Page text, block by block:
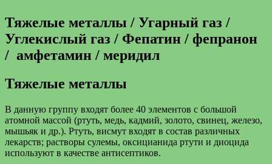
Тяжелые металлы / Угарный газ /
Углекислый газ / Фепатин / фепранон
/ амфетамин / меридил
Тяжелые металлы
В данную группу входят более 40 элементов с большой
атомной массой (ртуть, медь, кадмий, золото, свинец, железо,
мышьяк и др.). Ртуть, висмут входят в состав различных
лекарств; растворы сулемы, оксицианида ртути и диоцида
используют в качестве антисептиков.